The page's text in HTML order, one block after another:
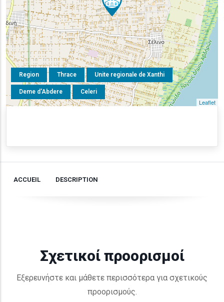
Region Thrace Unite regionale de Xanthi
Deme d'Abdere Celeri
Leaflet
ACCUEIL DESCRIPTION
Σχετικοί προορισμοί
Εξερευνήστε και μάθετε περισσότερα για σχετικούς
προορισμούς.